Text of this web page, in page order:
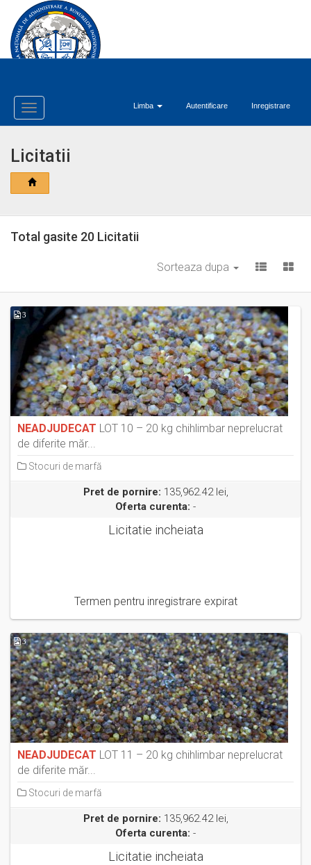
Limba Autentificare Inregistrare
Toggle
Navigation
Licitatii
Total gasite 20 Licitatii
Sorteaza dupa
3
NEADJUDECAT LOT 10 – 20 kg chihlimbar neprelucrat
de diferite măr...
Stocuri de marfă
Pret de pornire: 135,962.42 lei,
Oferta curenta: -
Licitatie incheiata
Termen pentru inregistrare expirat
3
NEADJUDECAT LOT 11 – 20 kg chihlimbar neprelucrat
de diferite măr...
Stocuri de marfă
Pret de pornire: 135,962.42 lei,
Oferta curenta: -
Licitatie incheiata